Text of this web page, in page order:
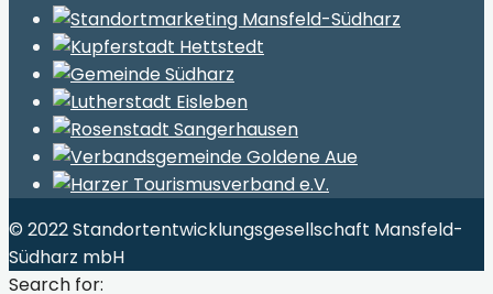
© 2022 Standortentwicklungsgesellschaft Mansfeld-
Südharz mbH
Search for: